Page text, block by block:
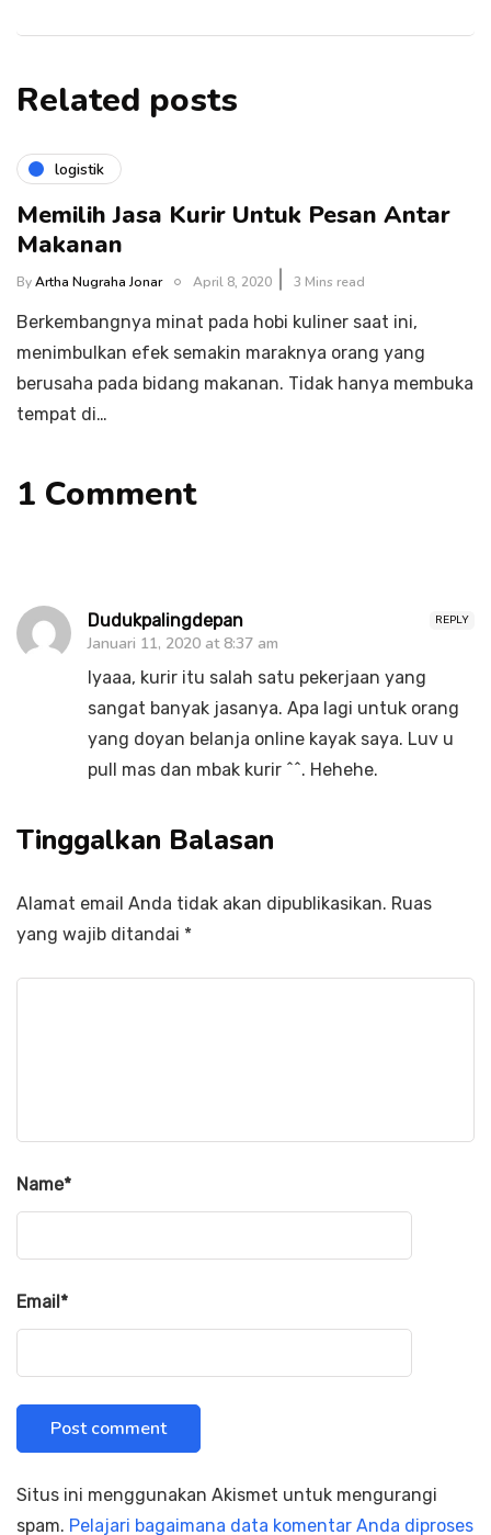
Related posts
logistik
Memilih Jasa Kurir Untuk Pesan Antar
Makanan
ByArtha Nugraha Jonar April 8, 2020 3 Mins read
Berkembangnya minat pada hobi kuliner saat ini,
menimbulkan efek semakin maraknya orang yang
berusaha pada bidang makanan. Tidak hanya membuka
tempat di…
1 Comment
REPLY
Dudukpalingdepan
Januari 11, 2020 at 8:37 am
Iyaaa, kurir itu salah satu pekerjaan yang
sangat banyak jasanya. Apa lagi untuk orang
yang doyan belanja online kayak saya. Luv u
pull mas dan mbak kurir ^^. Hehehe.
Tinggalkan Balasan
Alamat email Anda tidak akan dipublikasikan. Ruas
yang wajib ditandai *
Name*
Email*
Situs ini menggunakan Akismet untuk mengurangi
spam. Pelajari bagaimana data komentar Anda diproses